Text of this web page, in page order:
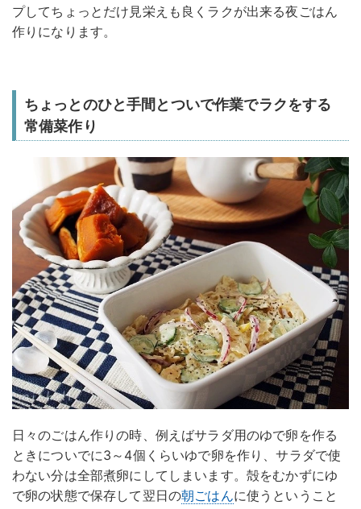
プしてちょっとだけ見栄えも良くラクが出来る夜ごはん
作りになります。
ちょっとのひと手間とついで作業でラクをする
常備菜作り
日々のごはん作りの時、例えばサラダ用のゆで卵を作る
ときについでに3～4個くらいゆで卵を作り、サラダで使
わない分は全部煮卵にしてしまいます。殻をむかずにゆ
で卵の状態で保存して翌日の朝ごはんに使うということ